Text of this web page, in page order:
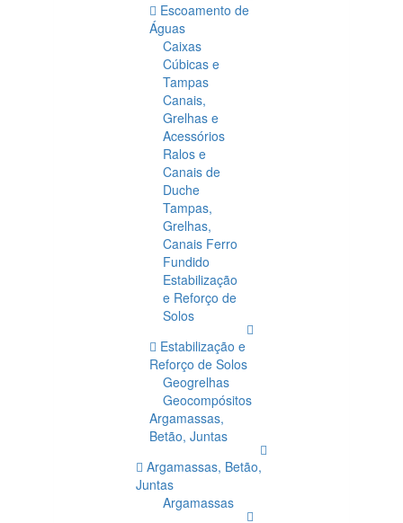
Escoamento de
Águas
Caixas
Cúbicas e
Tampas
Canais,
Grelhas e
Acessórios
Ralos e
Canais de
Duche
Tampas,
Grelhas,
Canais Ferro
Fundido
Estabilização
e Reforço de
Solos
Estabilização e
Reforço de Solos
Geogrelhas
Geocompósitos
Argamassas,
Betão, Juntas
Argamassas, Betão,
Juntas
Argamassas